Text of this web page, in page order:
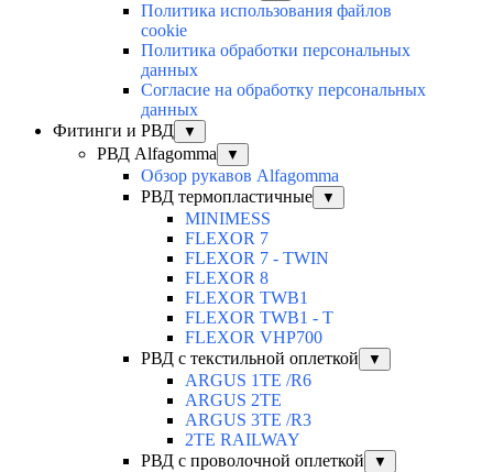
Политика использования файлов
cookie
Политика обработки персональных
данных
Согласие на обработку персональных
данных
Фитинги и РВД
▼
РВД Alfagomma ▼
Обзор рукавов Alfagomma
РВД термопластичные
▼
MINIMESS
FLEXOR 7
FLEXOR 7 - TWIN
FLEXOR 8
FLEXOR TWB1
FLEXOR TWB1 - T
FLEXOR VHP700
РВД с текстильной оплеткой
▼
ARGUS 1TE /R6
ARGUS 2TЕ
ARGUS 3TE /R3
2TE RAILWAY
РВД с проволочной оплеткой
▼